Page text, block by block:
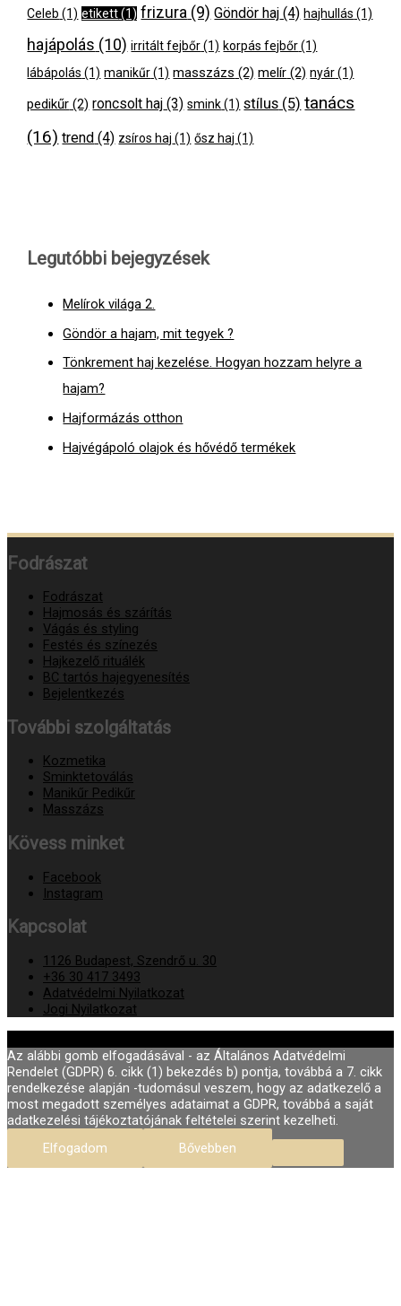
Celeb (1) etikett(1) frizura (9) Göndör haj (4) hajhullás (1)
hajápolás (10) irritált fejbőr(1) korpás fejbőr(1)
lábápolás (1) manikűr(1) masszázs (2) melír (2) nyár(1)
pedikűr (2) roncsolt haj (3) smink(1) stílus (5) tanács
(16) trend (4) zsíros haj (1) ősz haj (1)
Legutóbbi bejegyzések
Melírok világa 2.
Göndör a hajam, mit tegyek ?
Tönkrement haj kezelése. Hogyan hozzam helyre a
hajam?
Hajformázás otthon
Hajvégápoló olajok és hővédő termékek
Fodrászat
Fodrászat
Hajmosás és szárítás
Vágás és styling
Festés és színezés
Hajkezelő rituálék
BC tartós hajegyenesítés
Bejelentkezés
További szolgáltatás
Kozmetika
Sminktetoválás
Manikűr Pedikűr
Masszázs
Kövess minket
Facebook
Instagram
Kapcsolat
1126 Budapest, Szendrő u. 30
+36 30 417 3493
Adatvédelmi Nyilatkozat
Jogi Nyilatkozat
Az alábbi gomb elfogadásával - az Általános Adatvédelmi
Rendelet (GDPR) 6. cikk (1) bekezdés b) pontja, továbbá a 7. cikk
rendelkezése alapján -tudomásul veszem, hogy az adatkezelő a
most megadott személyes adataimat a GDPR, továbbá a saját
adatkezelési tájékoztatójának feltételei szerint kezelheti.
Elfogadom
Bővebben